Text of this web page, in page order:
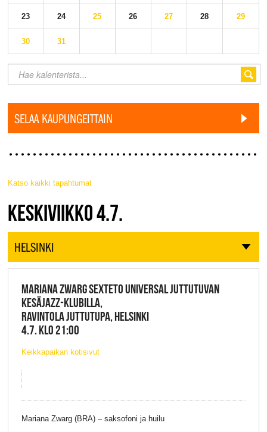
23 24 25 26 27 28 29
30 31
SELAA KAUPUNGEITTAIN
Katso kaikki tapahtumat
JAZZ FINLAND LIVE
KESKIVIIKKO 4.7.
HELSINKI
MARIANA ZWARG SEXTETO UNIVERSAL JUTTUTUVAN
KESÄJAZZ-KLUBILLA,
RAVINTOLA JUTTUTUPA, HELSINKI
4.7. KLO 21:00
Keikkapaikan kotisivut
Mariana Zwarg (BRA) – saksofoni ja huilu